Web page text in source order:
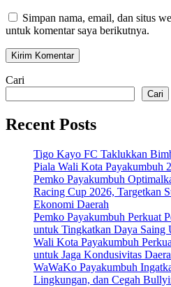
Simpan nama, email, dan situs
untuk komentar saya berikutnya.
Cari
Cari
Recent Posts
Tigo Kayo FC Taklukkan
Piala Wali Kota Payakumbuh
Pemko Payakumbuh
Racing Cup 2026, Targetkan
Ekonomi Daerah
Pemko Payakumbuh Perkuat
untuk Tingkatkan Daya
Wali Kota Payakumbuh
untuk Jaga Kondusivitas
WaWaKo Payakumbuh
Lingkungan, dan Cegah